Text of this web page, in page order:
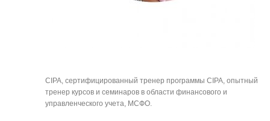
CIPA, сертифицированный тренер программы CIPA, опытный
тренер курсов и семинаров в области финансового и
управленческого учета, МСФО.